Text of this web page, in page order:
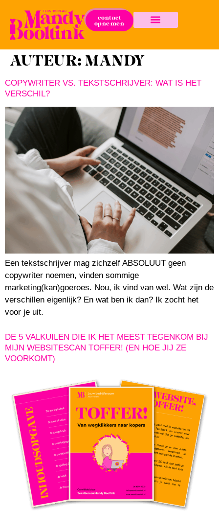
contact
opnemen
AUTEUR: MANDY
COPYWRITER VS. TEKSTSCHRIJVER: WAT IS HET
VERSCHIL?
Een tekstschrijver mag zichzelf ABSOLUUT geen
copywriter noemen, vinden sommige
marketing(kan)goeroes. Nou, ik vind van wel. Wat zijn de
verschillen eigenlijk? En wat ben ik dan? Ik zocht het
voor je uit.
DE 5 VALKUILEN DIE IK HET MEEST TEGENKOM BIJ
MIJN WEBSITESCAN TOFFER! (EN HOE JIJ ZE
VOORKOMT)